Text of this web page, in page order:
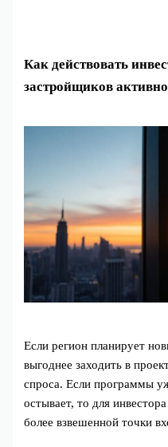
Как действовать
застройщиков
Если регион планирует
выгоднее заходить в
спроса. Если программы
остывает, то для
более взвешенной точки